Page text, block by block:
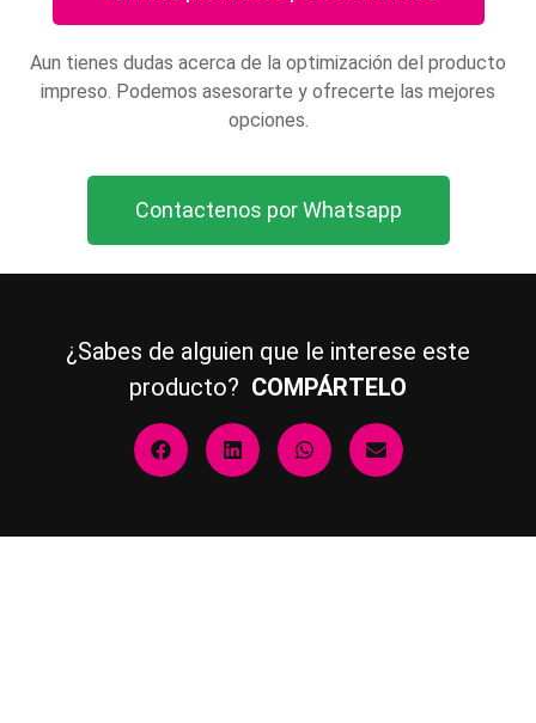
Aun tienes dudas acerca de la optimización del producto
impreso. Podemos asesorarte y ofrecerte las mejores
opciones.
Contactenos por Whatsapp
¿Sabes de alguien que le interese este
producto? COMPÁRTELO